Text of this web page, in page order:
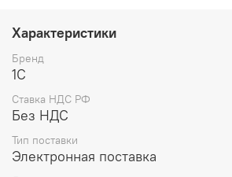
Характеристики
Бренд
1С
Ставка НДС РФ
Без НДС
Тип поставки
Электронная поставка